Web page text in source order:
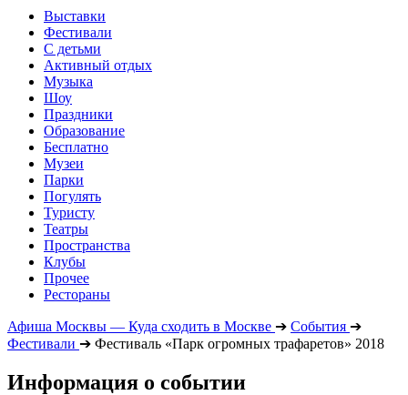
Выставки
Фестивали
С детьми
Активный отдых
Музыка
Шоу
Праздники
Образование
Бесплатно
Музеи
Парки
Погулять
Туристу
Театры
Пространства
Клубы
Прочее
Рестораны
Афиша Москвы — Куда сходить в Москве ➔ События ➔
Фестивали ➔ Фестиваль «Парк огромных трафаретов» 2018
Информация о событии